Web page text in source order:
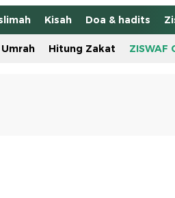
Kisah Doa & hadits
Hitung Zakat ZISWAF